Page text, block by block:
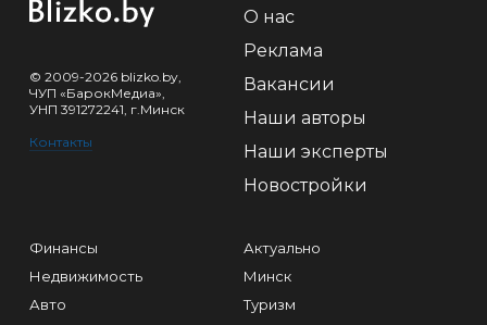
© 2009-2026 blizko.by,
ЧУП «БарокМедиа»,
УНП 391272241, г.Минск
Контакты
О нас
Реклама
Вакансии
Наши авторы
Наши эксперты
Новостройки
Финансы
Недвижимость
Авто
Актуально
Минск
Туризм